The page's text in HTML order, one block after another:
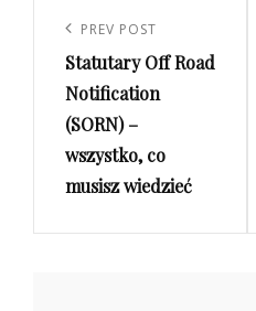
wpisu
Previous
Post
PREV POST
Statutary Off Road
Notification
(SORN) –
wszystko, co
musisz wiedzieć